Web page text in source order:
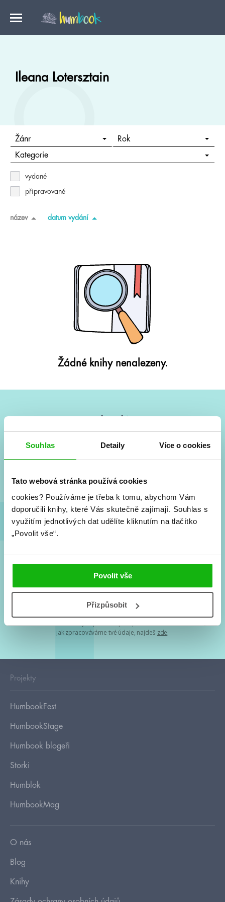
Souhlas Detaily Více o cookies
Tato webová stránka používá cookies
cookies? Používáme je třeba k tomu, abychom Vám
doporučili knihy, které Vás skutečně zajímají. Souhlas s
využitím jednotlivých dat udělíte kliknutím na tlačítko
„Povolit vše“.
Povolit vše
Přizpůsobit
Ileana Lotersztain
Žánr Rok
Kategorie
vydané
připravované
název datum vydání
Žádné knihy nenalezeny.
Vše kolem #youngadult každý měsíc rovnou do mailu!
a seriálové adaptace a další.
Souhlasím spodmínkami zpracování osobních údajů
Tvá e-mailová adresa je u nás v bezpečí. Přečti si
jak zpracováváme tvé údaje, najdeš zde.
Projekty
HumbookFest
HumbookStage
Humbook blogeři
Storki
Humblok
HumbookMag
O nás
Blog
Knihy